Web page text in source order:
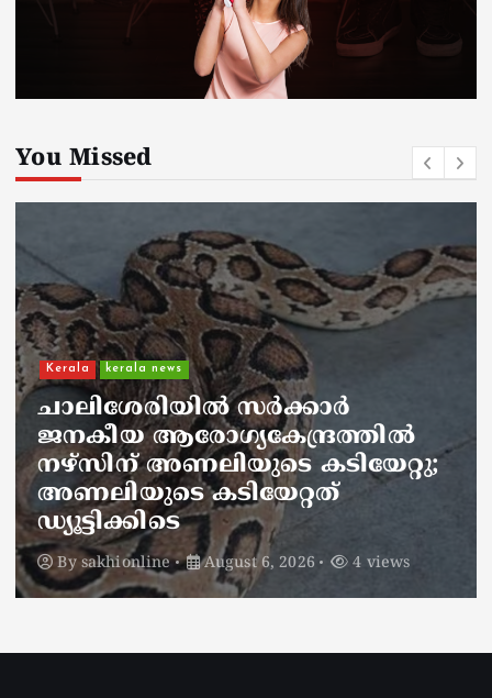
You Missed
Kerala kerala news
ചാലിശേരിയില്‍ സര്‍ക്കാര്‍
ജനകീയ ആരോഗ്യകേന്ദ്രത്തില്‍
നഴ്സിന് അണലിയുടെ കടിയേറ്റു;
അണലിയുടെ കടിയേറ്റത്
ഡ്യൂട്ടിക്കിടെ
By sakhionline August 6, 2026 4 views